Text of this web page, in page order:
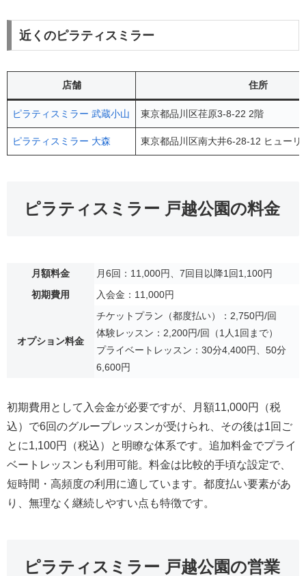
近くのピラティスミラー
店舗 住所
ピラティスミラー 武蔵小山 東京都品川区荏原3-8-22 2階
ピラティスミラー 大森 東京都品川区南大井6-28-12 ヒューリ
ピラティスミラー 戸越公園の料金
月額料金
月6回：11,000円、7回目以降1回1,100円
初期費用
入会金：11,000円
オプション料金
チケットプラン（都度払い）：2,750円/回
体験レッスン：2,200円/回（1人1回まで）
プライベートレッスン：30分4,400円、50分
6,600円
初期費用として入会金が必要ですが、月額11,000円（税
込）で6回のグループレッスンが受けられ、その後は1回ご
とに1,100円（税込）と明瞭な体系です。追加料金でプライ
ベートレッスンも利用可能。料金は比較的手頃な設定で、
短時間・高頻度の利用に適しています。都度払い要素があ
り、無理なく継続しやすい点も特徴です。
ピラティスミラー 戸越公園の営業